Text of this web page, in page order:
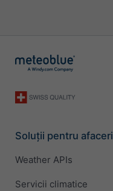
Soluții pentru afaceri
Weather APIs
Servicii climatice